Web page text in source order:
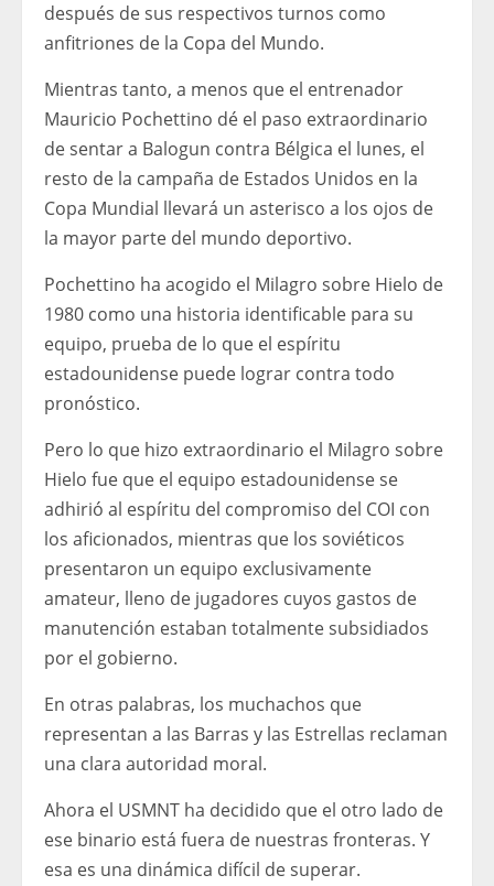
después de sus respectivos turnos como
anfitriones de la Copa del Mundo.
Mientras tanto, a menos que el entrenador
Mauricio Pochettino dé el paso extraordinario
de sentar a Balogun contra Bélgica el lunes, el
resto de la campaña de Estados Unidos en la
Copa Mundial llevará un asterisco a los ojos de
la mayor parte del mundo deportivo.
Pochettino ha acogido el Milagro sobre Hielo de
1980 como una historia identificable para su
equipo, prueba de lo que el espíritu
estadounidense puede lograr contra todo
pronóstico.
Pero lo que hizo extraordinario el Milagro sobre
Hielo fue que el equipo estadounidense se
adhirió al espíritu del compromiso del COI con
los aficionados, mientras que los soviéticos
presentaron un equipo exclusivamente
amateur, lleno de jugadores cuyos gastos de
manutención estaban totalmente subsidiados
por el gobierno.
En otras palabras, los muchachos que
representan a las Barras y las Estrellas reclaman
una clara autoridad moral.
Ahora el USMNT ha decidido que el otro lado de
ese binario está fuera de nuestras fronteras. Y
esa es una dinámica difícil de superar.